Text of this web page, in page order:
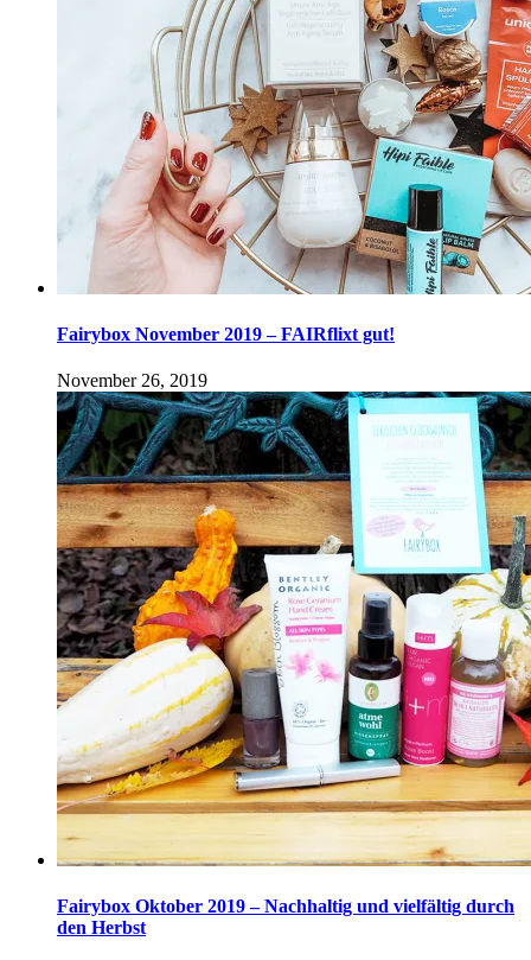
Fairybox November 2019 – FAIRflixt gut!
November 26, 2019
Fairybox Oktober 2019 – Nachhaltig und vielfältig durch
den Herbst